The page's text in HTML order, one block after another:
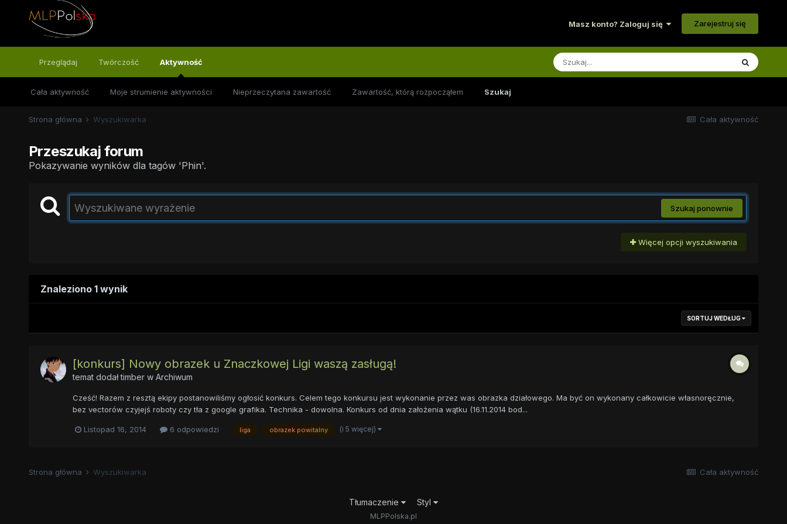
Masz konto? Zaloguj się Zarejestruj się
Przeglądaj Twórczość Aktywność
Cała aktywność Moje strumienie aktywności Nieprzeczytana zawartość Zawartość, którą rozpocząłem Szukaj
Cała aktywność
Strona główna Wyszukiwarka
Przeszukaj forum
Pokazywanie wyników dla tagów 'Phin'.
Szukaj ponownie
Więcej opcji wyszukiwania
Znaleziono 1 wynik
SORTUJ WEDŁUG
[konkurs] Nowy obrazek u Znaczkowej Ligi waszą zasługą!
temat dodałtimberw Archiwum
Cześć! Razem z resztą ekipy postanowiliśmy ogłosić konkurs. Celem tego konkursu jest wykonanie przez was obrazka działowego. Ma być on wykonany całkowicie własnoręcznie,
bez vectorów czyjejś roboty czy tła z google grafika. Technika - dowolna. Konkurs od dnia założenia wątku (16.11.2014 bod...
Listopad 16, 2014 6 odpowiedzi liga obrazek powitalny (i 5 więcej)
Cała aktywność
Strona główna Wyszukiwarka
Tłumaczenie Styl
MLPPolska.pl